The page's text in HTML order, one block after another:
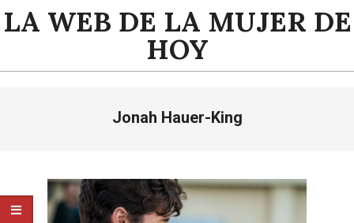
Saltar
alLA WEB DE LA MUJER DE
HOY
Jonah Hauer-King